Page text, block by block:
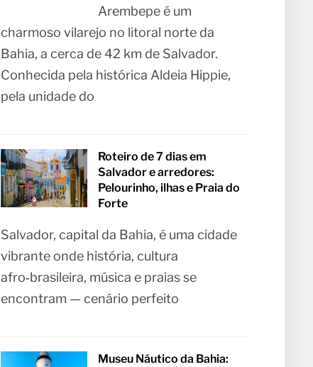
Arembepe é um
charmoso vilarejo no litoral norte da
Bahia, a cerca de 42 km de Salvador.
Conhecida pela histórica Aldeia Hippie,
pela unidade do
Roteiro de 7 dias em
Salvador e arredores:
Pelourinho, ilhas e Praia do
Forte
Salvador, capital da Bahia, é uma cidade
vibrante onde história, cultura
afro‑brasileira, música e praias se
encontram — cenário perfeito
Museu Náutico da Bahia: